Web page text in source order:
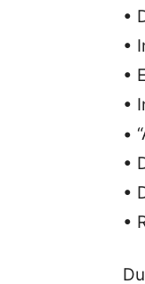
•
•
•
•
•
•
•
•